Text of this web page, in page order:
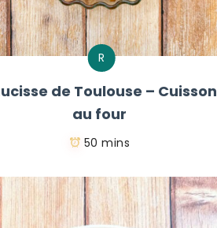
R
de Toulouse – Cuisson
au four
50 mins